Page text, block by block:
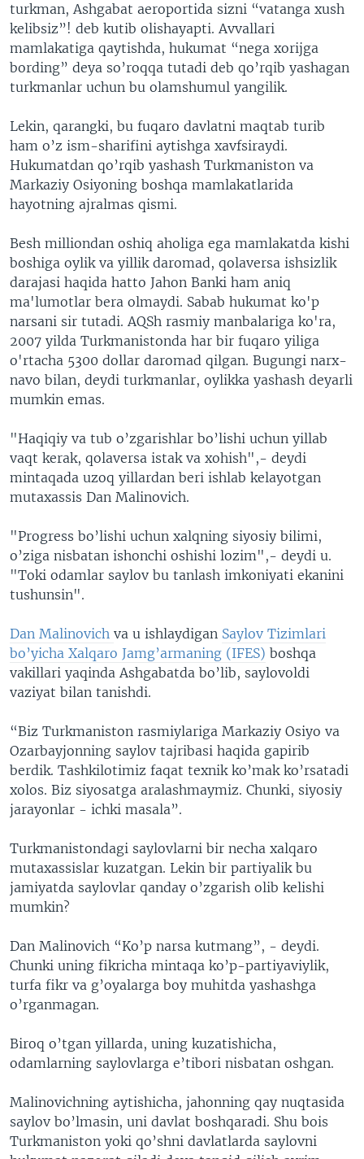
turkman, Ashgabat aeroportida sizni “vatanga xush
kelibsiz”! deb kutib olishayapti. Avvallari
mamlakatiga qaytishda, hukumat “nega xorijga
bording” deya so’roqqa tutadi deb qo’rqib yashagan
turkmanlar uchun bu olamshumul yangilik.
Lekin, qarangki, bu fuqaro davlatni maqtab turib
ham o’z ism-sharifini aytishga xavfsiraydi.
Hukumatdan qo’rqib yashash Turkmaniston va
Markaziy Osiyoning boshqa mamlakatlarida
hayotning ajralmas qismi.
Besh milliondan oshiq aholiga ega mamlakatda kishi
boshiga oylik va yillik daromad, qolaversa ishsizlik
darajasi haqida hatto Jahon Banki ham aniq
ma'lumotlar bera olmaydi. Sabab hukumat ko'p
narsani sir tutadi. AQSh rasmiy manbalariga ko'ra,
2007 yilda Turkmanistonda har bir fuqaro yiliga
o'rtacha 5300 dollar daromad qilgan. Bugungi narx-
navo bilan, deydi turkmanlar, oylikka yashash deyarli
mumkin emas.
"Haqiqiy va tub o’zgarishlar bo’lishi uchun yillab
vaqt kerak, qolaversa istak va xohish",- deydi
mintaqada uzoq yillardan beri ishlab kelayotgan
mutaxassis Dan Malinovich.
"Progress bo’lishi uchun xalqning siyosiy bilimi,
o’ziga nisbatan ishonchi oshishi lozim",- deydi u.
"Toki odamlar saylov bu tanlash imkoniyati ekanini
tushunsin".
Dan Malinovich va u ishlaydigan Saylov Tizimlari
bo’yicha Xalqaro Jamg’armaning (IFES) boshqa
vakillari yaqinda Ashgabatda bo’lib, saylovoldi
vaziyat bilan tanishdi.
“Biz Turkmaniston rasmiylariga Markaziy Osiyo va
Ozarbayjonning saylov tajribasi haqida gapirib
berdik. Tashkilotimiz faqat texnik ko’mak ko’rsatadi
xolos. Biz siyosatga aralashmaymiz. Chunki, siyosiy
jarayonlar - ichki masala”.
Turkmanistondagi saylovlarni bir necha xalqaro
mutaxassislar kuzatgan. Lekin bir partiyalik bu
jamiyatda saylovlar qanday o’zgarish olib kelishi
mumkin?
Dan Malinovich “Ko’p narsa kutmang”, - deydi.
Chunki uning fikricha mintaqa ko’p-partiyaviylik,
turfa fikr va g’oyalarga boy muhitda yashashga
o’rganmagan.
Biroq o’tgan yillarda, uning kuzatishicha,
odamlarning saylovlarga e’tibori nisbatan oshgan.
Malinovichning aytishicha, jahonning qay nuqtasida
saylov bo’lmasin, uni davlat boshqaradi. Shu bois
Turkmaniston yoki qo’shni davlatlarda saylovni